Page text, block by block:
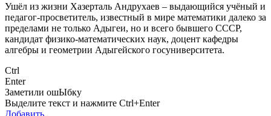
Ушёл из жизни Хазерталь Андрухаев – выдающийся учёный и
педагог-просветитель, известный в мире математики далеко за
пределами не только Адыгеи, но и всего бывшего СССР,
кандидат физико-математических наук, доцент кафедры
алгебры и геометрии Адыгейского госуниверситета.
Ctrl
Enter
Заметили ошЫбку
Выделите текст и нажмите Ctrl+Enter
Добавить